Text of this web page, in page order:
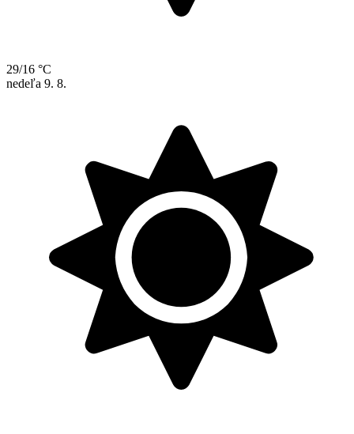
29/16 °C
nedeľa 9. 8.